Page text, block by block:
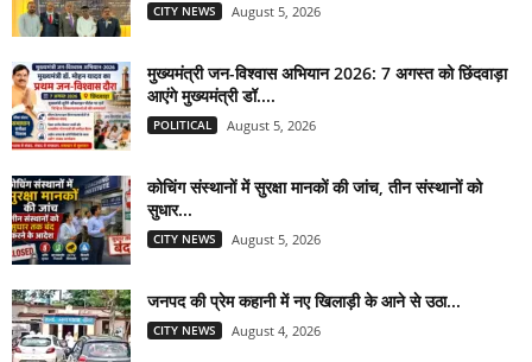
CITY NEWS August 5, 2026
मुख्यमंत्री जन-विश्वास अभियान 2026: 7 अगस्त को छिंदवाड़ा
आएंगे मुख्यमंत्री डॉ....
POLITICAL August 5, 2026
कोचिंग संस्थानों में सुरक्षा मानकों की जांच, तीन संस्थानों को
सुधार...
CITY NEWS August 5, 2026
जनपद की प्रेम कहानी में नए खिलाड़ी के आने से उठा...
CITY NEWS August 4, 2026